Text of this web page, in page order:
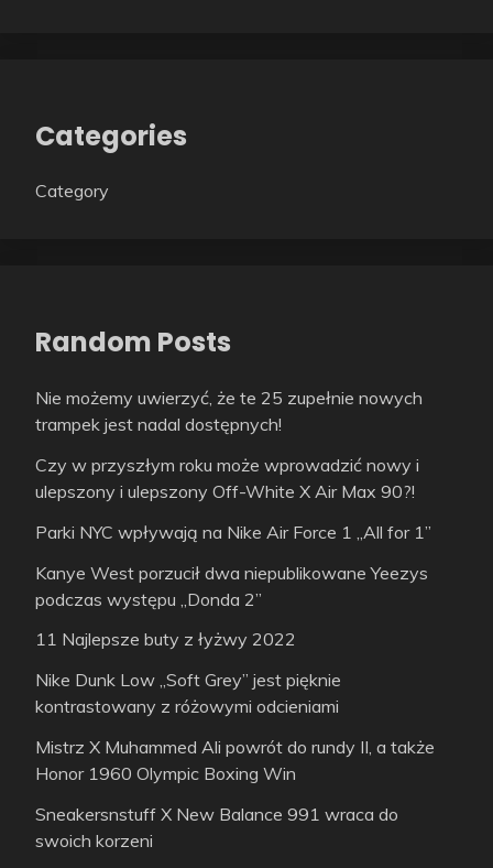
Categories
Category
Random Posts
Nie możemy uwierzyć, że te 25 zupełnie nowych
trampek jest nadal dostępnych!
Czy w przyszłym roku może wprowadzić nowy i
ulepszony i ulepszony Off-White X Air Max 90?!
Parki NYC wpływają na Nike Air Force 1 „All for 1”
Kanye West porzucił dwa niepublikowane Yeezys
podczas występu „Donda 2”
11 Najlepsze buty z łyżwy 2022
Nike Dunk Low „Soft Grey” jest pięknie
kontrastowany z różowymi odcieniami
Mistrz X Muhammed Ali powrót do rundy II, a także
Honor 1960 Olympic Boxing Win
Sneakersnstuff X New Balance 991 wraca do
swoich korzeni